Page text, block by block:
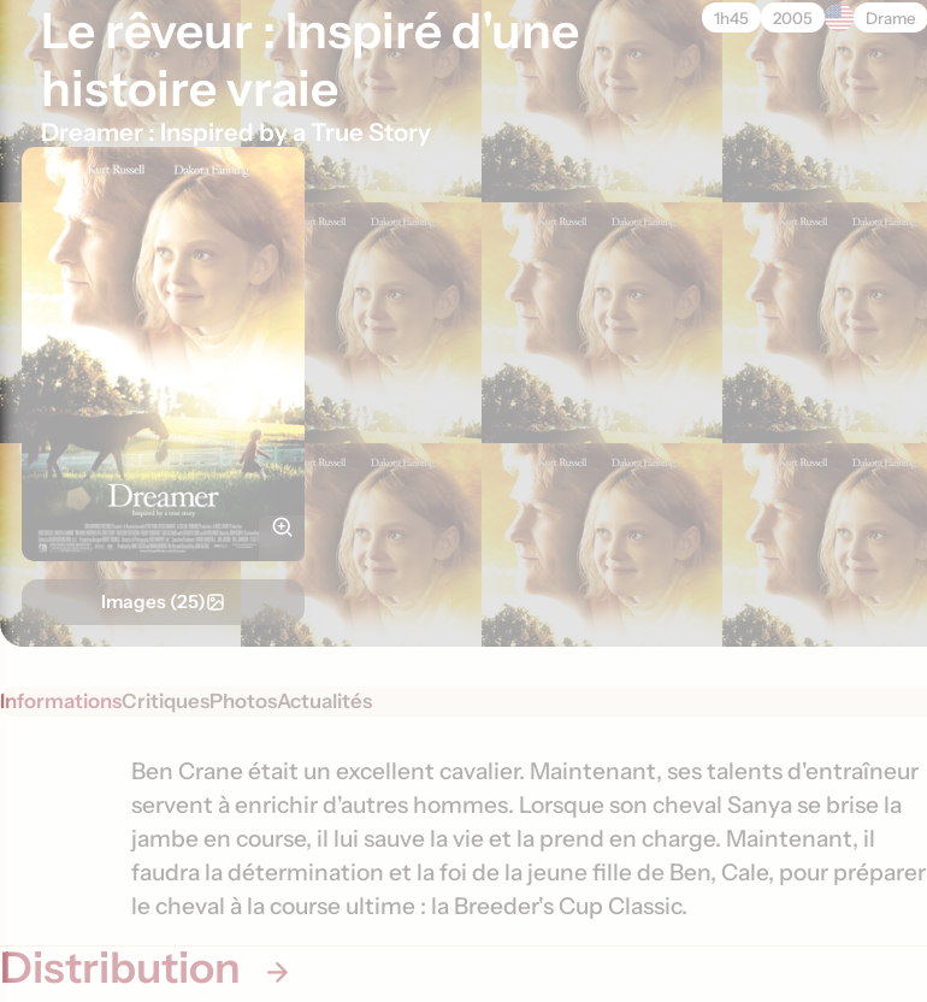
Le rêveur : Inspiré d'une
histoire vraie
Dreamer : Inspired by a True Story
1h45 2005 Drame
Images (25)
InformationsCritiquesPhotosActualités
m
S
y
n
o
p
s
s
Ben Crane était un excellent cavalier. Maintenant, ses talents d'entraîneur
servent à enrichir d'autres hommes. Lorsque son cheval Sanya se brise la
jambe en course, il lui sauve la vie et la prend en charge. Maintenant, il
faudra la détermination et la foi de la jeune fille de Ben, Cale, pour préparer
le cheval à la course ultime : la Breeder's Cup Classic.
Distribution